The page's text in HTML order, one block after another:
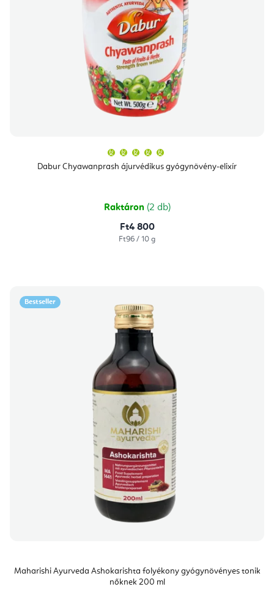
Dabur Chyawanprash ájurvédikus gyógynövény-elixír
átlagos
értékelése
csillag.
Raktáron (2 db)
Ft4 800
Egységár:
Ft96 / 10 g
Bestseller
Maharishi Ayurveda Ashokarishta folyékony gyógynövényes tonik
nőknek 200 ml